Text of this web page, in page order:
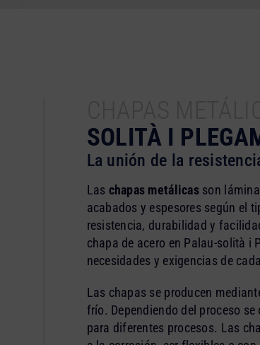
SOLITÀ I
La unión de la
Las chapas metálicasson
acabados y espesores según el
resistencia, durabilidad y
chapa de acero en Palau-solità i
necesidades y exigencias de
Las chapas se producen
frío. Dependiendo del proceso
para diferentes procesos. Las